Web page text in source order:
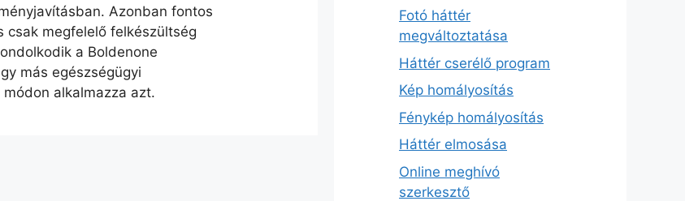
Azonban fontos
csak megfelelő felkészültség
a Boldenone
más egészségügyi
alkalmazza azt.
Fotó háttér
megváltoztatása
Háttér cserélő program
Kép homályosítás
Fénykép homályosítás
Háttér elmosása
Online meghívó
szerkesztő